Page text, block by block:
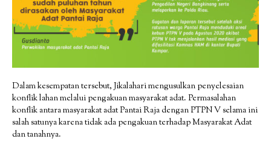
Dalam kesempatan tersebut, Jikalahari mengusulkan penyelesaian
konflik lahan melalui pengakuan masyarakat adat. Permasalahan
konflik antara masyarakat adat Pantai Raja dengan PTPN V selama ini
salah satunya karena tidak ada pengakuan terhadap Masyarakat Adat
dan tanahnya.